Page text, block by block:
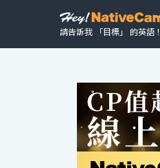
請告訴我 「目標」 的英語！